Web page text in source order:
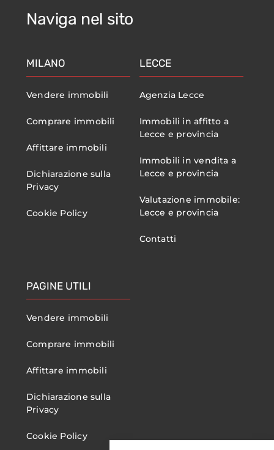
Naviga nel sito
MILANO
Vendere immobili
Comprare immobili
Affittare immobili
Dichiarazione sulla
Privacy
Cookie Policy
LECCE
Agenzia Lecce
Immobili in affitto a
Lecce e provincia
Immobili in vendita a
Lecce e provincia
Valutazione immobile:
Lecce e provincia
Contatti
PAGINE UTILI
Vendere immobili
Comprare immobili
Affittare immobili
Dichiarazione sulla
Privacy
Cookie Policy